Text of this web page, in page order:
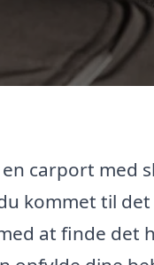
carport med
kommet til
at finde det